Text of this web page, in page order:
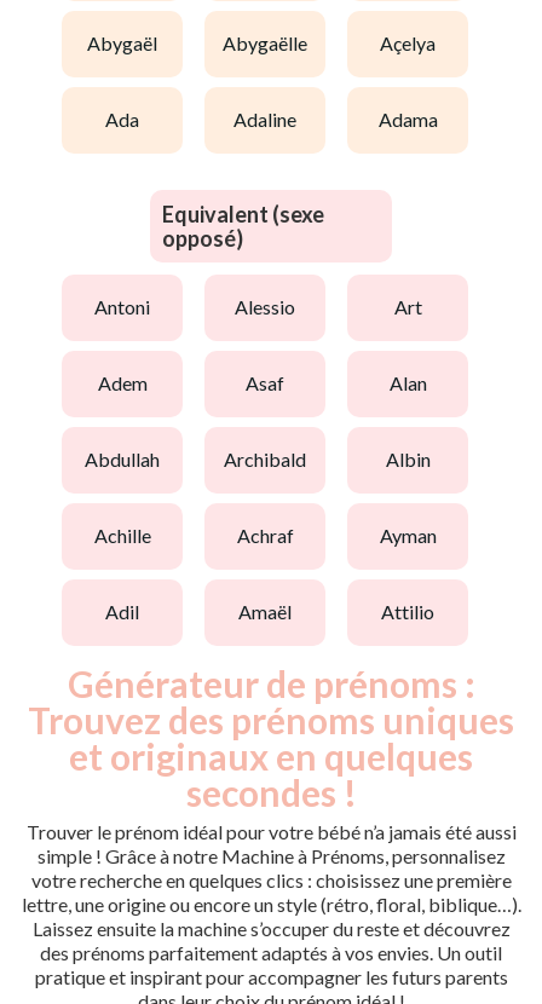
abygaël abygaëlle açelya
ada adaline adama
Equivalent (sexe
opposé)
antoni alessio art
adem asaf alan
abdullah archibald albin
achille achraf ayman
adil amaël attilio
Générateur de prénoms :
Trouvez des prénoms uniques
et originaux en quelques
secondes !
Trouver le prénom idéal pour votre bébé n’a jamais été aussi
simple ! Grâce à notre Machine à Prénoms, personnalisez
votre recherche en quelques clics : choisissez une première
lettre, une origine ou encore un style (rétro, floral, biblique…).
Laissez ensuite la machine s’occuper du reste et découvrez
des prénoms parfaitement adaptés à vos envies. Un outil
pratique et inspirant pour accompagner les futurs parents